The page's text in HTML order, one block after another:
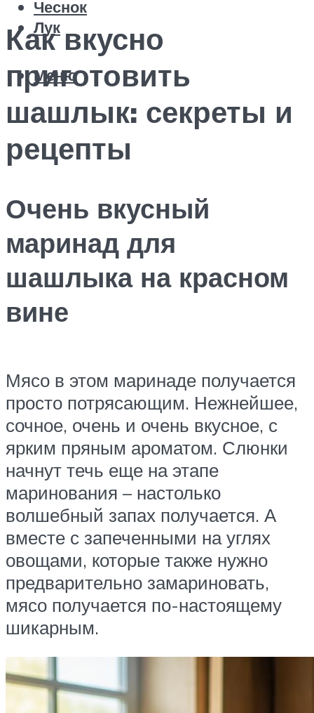
Чеснок
Лук
Меню
Как вкусно
приготовить
шашлык: секреты и
рецепты
Очень вкусный
маринад для
шашлыка на красном
вине
Мясо в этом маринаде получается
просто потрясающим. Нежнейшее,
сочное, очень и очень вкусное, с
ярким пряным ароматом. Слюнки
начнут течь еще на этапе
маринования – настолько
волшебный запах получается. А
вместе с запеченными на углях
овощами, которые также нужно
предварительно замариновать,
мясо получается по-настоящему
шикарным.